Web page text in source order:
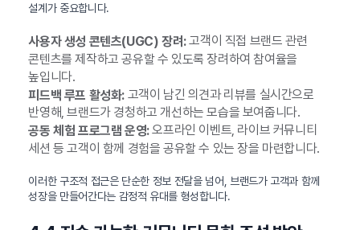
설계가 중요합니다.
사용자 생성 콘텐츠(UGC) 장려:고객이 직접 브랜드 관련
콘텐츠를 제작하고 공유할 수 있도록 장려하여 참여율을
높입니다.
피드백 루프 활성화:고객이 남긴 의견과 리뷰를 실시간으로
반영해, 브랜드가 경청하고 개선하는 모습을 보여줍니다.
공동 체험 프로그램 운영:오프라인 이벤트, 라이브 커뮤니티
세션 등 고객이 함께 경험을 공유할 수 있는 장을 마련합니다.
이러한 구조적 접근은 단순한 정보 전달을 넘어, 브랜드가 고객과 함께
성장을 만들어간다는 감정적 유대를 형성합니다.